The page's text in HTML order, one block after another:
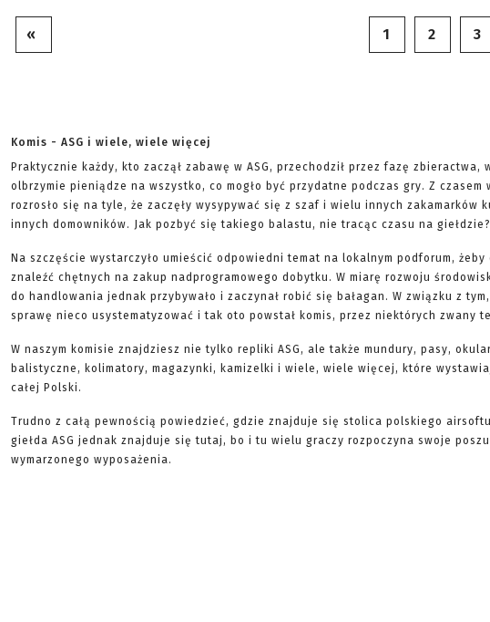
« 1 2 3
Komis - ASG i wiele, wiele więcej
Praktycznie każdy, kto zaczął zabawę w ASG, przechodził przez fazę zbieractwa,
olbrzymie pieniądze na wszystko, co mogło być przydatne podczas gry. Z czasem
rozrosło się na tyle, że zaczęły wysypywać się z szaf i wielu innych zakamarków
innych domowników. Jak pozbyć się takiego balastu, nie tracąc czasu na giełdzie?
Na szczęście wystarczyło umieścić odpowiedni temat na lokalnym podforum, żeby
znaleźć chętnych na zakup nadprogramowego dobytku. W miarę rozwoju
do handlowania jednak przybywało i zaczynał robić się bałagan. W związku z
sprawę nieco usystematyzować i tak oto powstał komis, przez niektórych zwany
W naszym komisie znajdziesz nie tylko repliki ASG, ale także mundury, pasy,
balistyczne, kolimatory, magazynki, kamizelki i wiele, wiele więcej, które
całej Polski.
Trudno z całą pewnością powiedzieć, gdzie znajduje się stolica polskiego
giełda ASG jednak znajduje się tutaj, bo i tu wielu graczy rozpoczyna swoje
wymarzonego wyposażenia.